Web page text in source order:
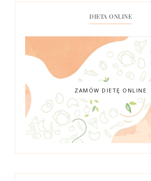
DIETA ONLINE
ZAMÓW DIETĘ ONLINE